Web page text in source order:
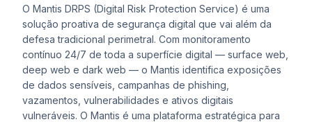
O Mantis DRPS (Digital Risk Protection Service) é uma
solução proativa de segurança digital que vai além da
defesa tradicional perimetral. Com monitoramento
contínuo 24/7 de toda a superfície digital — surface web,
deep web e dark web — o Mantis identifica exposições
de dados sensíveis, campanhas de phishing,
vazamentos, vulnerabilidades e ativos digitais
vulneráveis. O Mantis é uma plataforma estratégica para